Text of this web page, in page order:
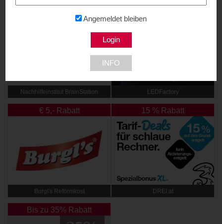
Nachhilfeinstitut BrainStation LEDFactory
€ 5,- Rabatt
Burgl's Reformkost
15 % Rabatt
DREI.at
Bis zu 35% Rabatt
Angemeldet bleiben
INFO